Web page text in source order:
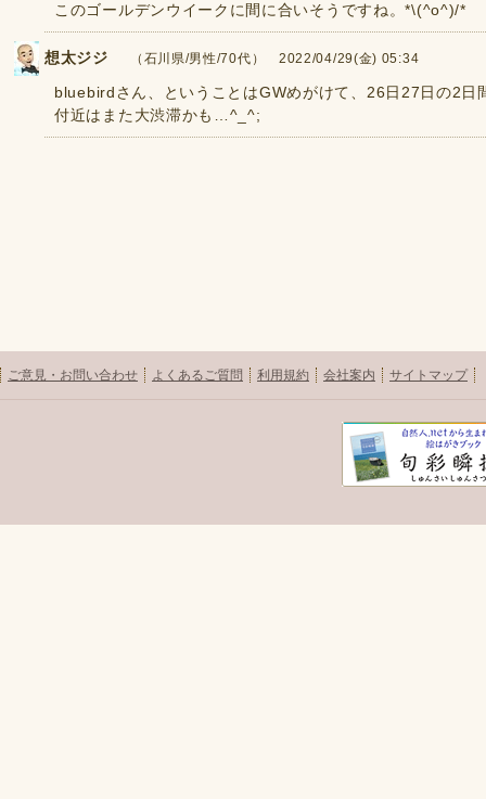
このゴールデンウイークに間に合いそうですね。*\(^o^)/*
想太ジジ （石川県/男性/70代） 2022/04/29(金) 05:34
bluebirdさん、ということはGWめがけて、26日27日の2日
付近はまた大渋滞かも…^_^;
ご意見・お問い合わせ よくあるご質問 利用規約 会社案内 サイトマップ